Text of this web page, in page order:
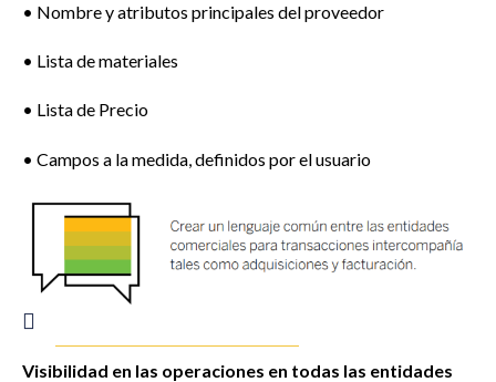
• Nombre y atributos principales del proveedor
• Lista de materiales
• Lista de Precio
• Campos a la medida, definidos por el usuario
Visibilidad en las operaciones en todas las entidades